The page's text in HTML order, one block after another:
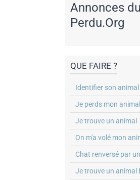
Annonces
Perdu.Org
QUE FAIRE ?
Identifier son animal
Je perds mon animal
Je trouve un animal
On m'a volé mon
Chat renversé par
Je trouve un animal